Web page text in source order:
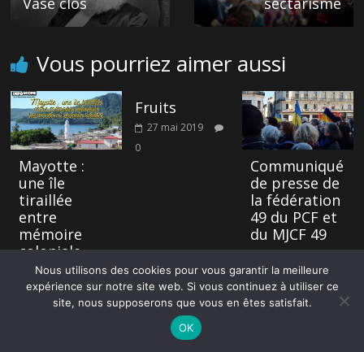
Vous pourriez aimer aussi
Mayotte :
une île
tiraillée
entre
mémoire
coloniale
romancée et
violente
réalité
Fruits
27 mai 2019
0
Communiqué
de presse de
la fédération
49 du PCF et
du MJCF 49
28 février 2022
0
Nous utilisons des cookies pour vous garantir la meilleure
expérience sur notre site web. Si vous continuez à utiliser ce
site, nous supposerons que vous en êtes satisfait.
OK